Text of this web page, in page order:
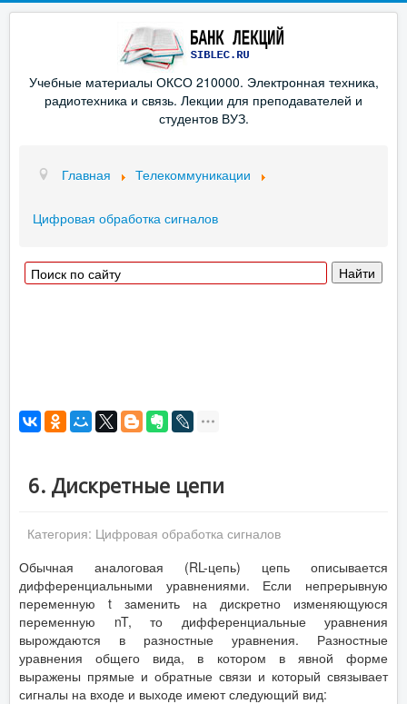
Учебные материалы ОКСО 210000. Электронная техника,
радиотехника и связь. Лекции для преподавателей и
студентов ВУЗ.
Главная Телекоммуникации
Цифровая обработка сигналов
6. Дискретные цепи
Категория: Цифровая обработка сигналов
Обычная аналоговая (RL-цепь) цепь описывается
дифференциальными уравнениями. Если непрерывную
переменную t заменить на дискретно изменяющуюся
переменную nT, то дифференциальные уравнения
вырождаются в разностные уравнения. Разностные
уравнения общего вида, в котором в явной форме
выражены прямые и обратные связи и который связывает
сигналы на входе и выходе имеют следующий вид: